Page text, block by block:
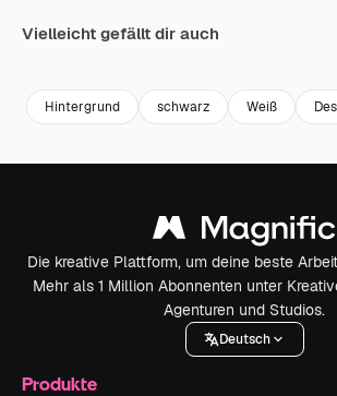
Vielleicht gefällt dir auch
Hintergrund schwarz Weiß
Die kreative Plattform, um deine beste
Mehr als 1 Million Abonnenten unter
Agenturen und Studios.
Deutsch
Produkte